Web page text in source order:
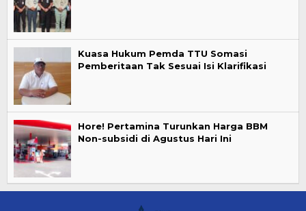
Kuasa Hukum Pemda TTU Somasi
Pemberitaan Tak Sesuai Isi Klarifikasi
Hore! Pertamina Turunkan Harga BBM
Non-subsidi di Agustus Hari Ini